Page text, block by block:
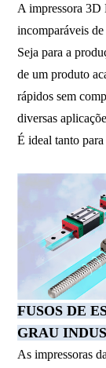
A impressora 3D
incomparáveis
Seja para a
de um produto
rápidos sem
diversas
É ideal tanto
FUSOS DE
GRAU
As impressoras